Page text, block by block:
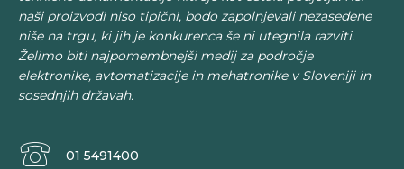
naši proizvodi niso tipični, bodo zapolnjevali nezasedene
niše na trgu, ki jih je konkurenca še ni utegnila razviti.
Želimo biti najpomembnejši medij za področje
elektronike, avtomatizacije in mehatronike v Sloveniji in
sosednjih državah.
01 5491400